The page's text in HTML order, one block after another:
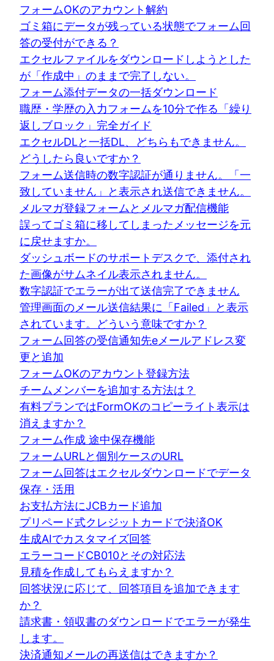
フォームOKのアカウント解約
ゴミ箱にデータが残っている状態でフォーム回
答の受付ができる？
エクセルファイルをダウンロードしようとした
が「作成中」のままで完了しない。
フォーム添付データの一括ダウンロード
職歴・学歴の入力フォームを10分で作る「繰り
返しブロック」完全ガイド
エクセルDLと一括DL、どちらもできません。
どうしたら良いですか？
フォーム送信時の数字認証が通りません。「一
致していません」と表示され送信できません。
メルマガ登録フォームとメルマガ配信機能
誤ってゴミ箱に移してしまったメッセージを元
に戻せますか。
ダッシュボードのサポートデスクで、添付され
た画像がサムネイル表示されません。
数字認証でエラーが出て送信完了できません
管理画面のメール送信結果に「Failed」と表示
されています。どういう意味ですか？
フォーム回答の受信通知先eメールアドレス変
更と追加
フォームOKのアカウント登録方法
チームメンバーを追加する方法は？
有料プランではFormOKのコピーライト表示は
消えますか？
フォーム作成 途中保存機能
フォームURLと個別ケースのURL
フォーム回答はエクセルダウンロードでデータ
保存・活用
お支払方法にJCBカード追加
プリペード式クレジットカードで決済OK
生成AIでカスタマイズ回答
エラーコードCB010とその対応法
見積を作成してもらえますか？
回答状況に応じて、回答項目を追加できます
か？
請求書・領収書のダウンロードでエラーが発生
します。
決済通知メールの再送信はできますか？